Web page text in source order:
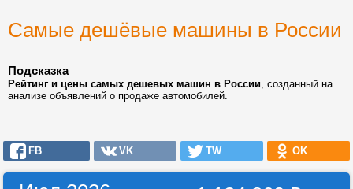
Самые дешёвые машины в России
Подсказка
Рейтинг и цены самых дешевых машин в России, созданный на
анализе объявлений о продаже автомобилей.
FB VK TW OK